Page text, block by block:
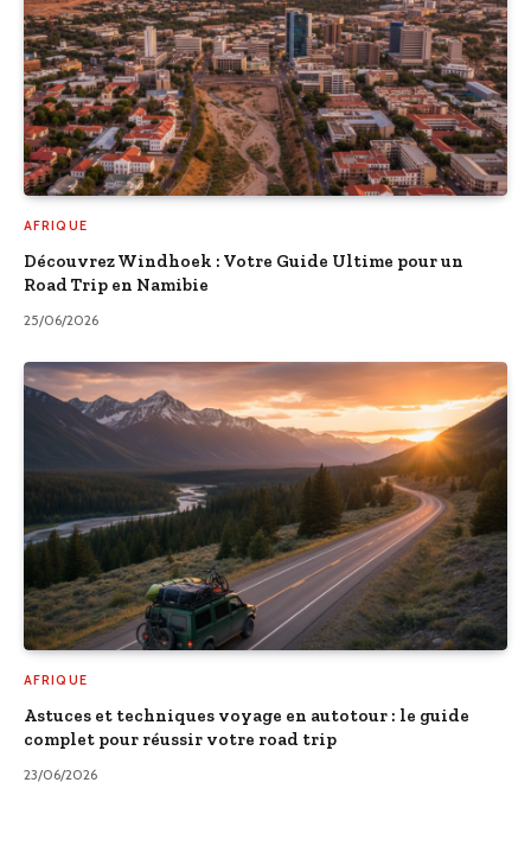
AFRIQUE
Découvrez Windhoek : Votre Guide Ultime pour un
Road Trip en Namibie
25/06/2026
AFRIQUE
Astuces et techniques voyage en autotour : le guide
complet pour réussir votre road trip
23/06/2026